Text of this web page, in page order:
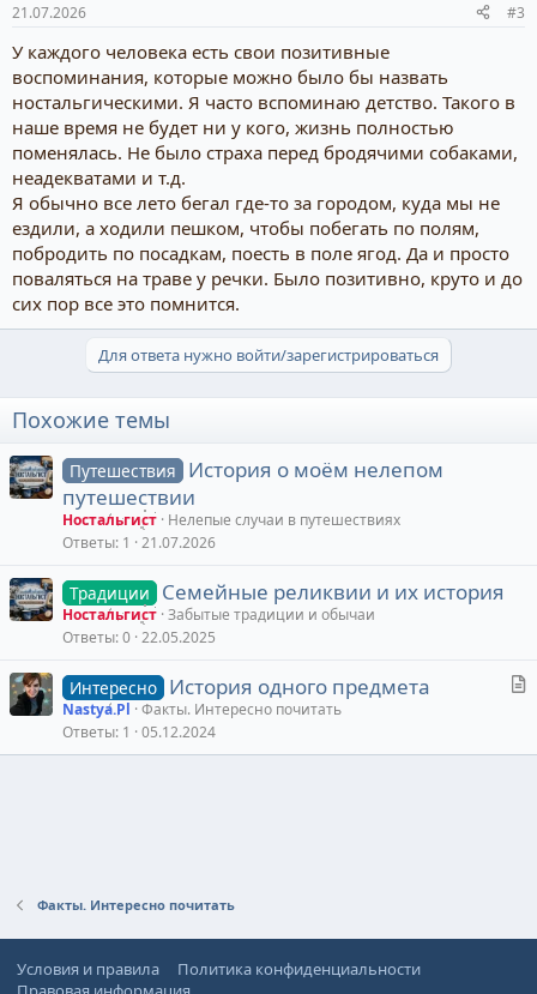
21.07.2026 #3
У каждого человека есть свои позитивные
воспоминания, которые можно было бы назвать
ностальгическими. Я часто вспоминаю детство. Такого в
наше время не будет ни у кого, жизнь полностью
поменялась. Не было страха перед бродячими собаками,
неадекватами и т.д.
Я обычно все лето бегал где-то за городом, куда мы не
ездили, а ходили пешком, чтобы побегать по полям,
побродить по посадкам, поесть в поле ягод. Да и просто
поваляться на траве у речки. Было позитивно, круто и до
сих пор все это помнится.
Для ответа нужно войти/зарегистрироваться
Похожие темы
Путешествия
История о моём нелепом
путешествии
Ностальгист Нелепые случаи в путешествиях
Ответы 1 21.07.2026
Традиции Семейные реликвии и их история
Ностальгист Забытые традиции и обычаи
Ответы 0 22.05.2025
т
Интересно История одного предмета
Nastya.Pl Факты. Интересно почитать
Ответы 1 05.12.2024
Факты. Интересно почитать
Условия и правила
Политика конфиденциальности